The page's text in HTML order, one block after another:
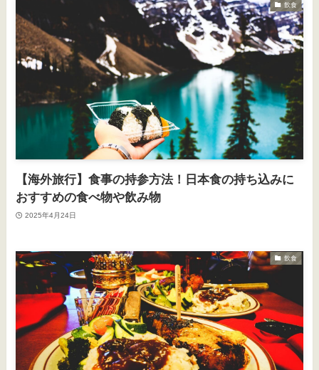
飲食
【海外旅行】食事の持参方法！日本食の持ち込みに
おすすめの食べ物や飲み物
2025年4月24日
飲食